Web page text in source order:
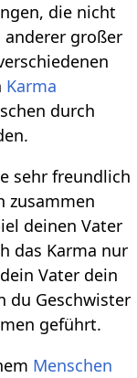
die nicht
anderer großer
Karma
durch
sehr freundlich
zusammen
deinen Vater
das Karma nur
Vater dein
du Geschwister
geführt.
Menschen